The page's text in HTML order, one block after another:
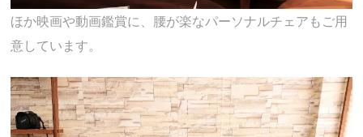
ほか映画や動画鑑賞に、腰が楽なパーソナルチェアもご用
意しています。